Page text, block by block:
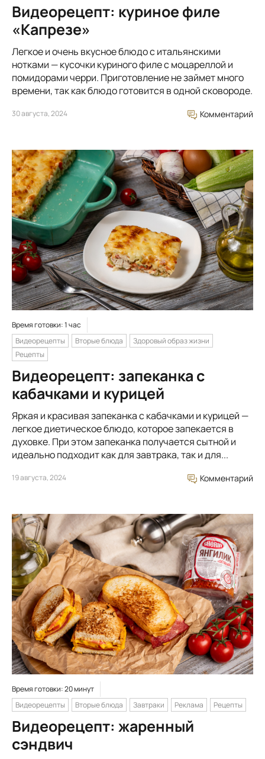
Видеорецепт: куриное филе
«Капрезе»
Легкое и очень вкусное блюдо с итальянскими
нотками — кусочки куриного филе с моцареллой и
помидорами черри. Приготовление не займет много
времени, так как блюдо готовится в одной сковороде.
30 августа, 2024 Комментарий
Время готовки: 1 час
Видеорецепты
Вторые блюда
Здоровый образ жизни
Рецепты
Видеорецепт: запеканка с
кабачками и курицей
Яркая и красивая запеканка с кабачками и курицей —
легкое диетическое блюдо, которое запекается в
духовке. При этом запеканка получается сытной и
идеально подходит как для завтрака, так и для...
19 августа, 2024 Комментарий
Время готовки: 20 минут
Видеорецепты
Вторые блюда Завтраки Реклама Рецепты
Видеорецепт: жаренный
сэндвич